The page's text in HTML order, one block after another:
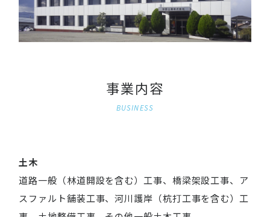
事業内容
BUSINESS
土木
道路一般（林道開設を含む）工事、橋梁架設工事、ア
スファルト舗装工事、河川護岸（杭打工事を含む）工